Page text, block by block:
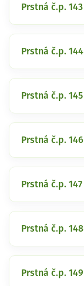
Prstná č.p. 143
Prstná č.p. 144
Prstná č.p. 145
Prstná č.p. 146
Prstná č.p. 147
Prstná č.p. 148
Prstná č.p. 149